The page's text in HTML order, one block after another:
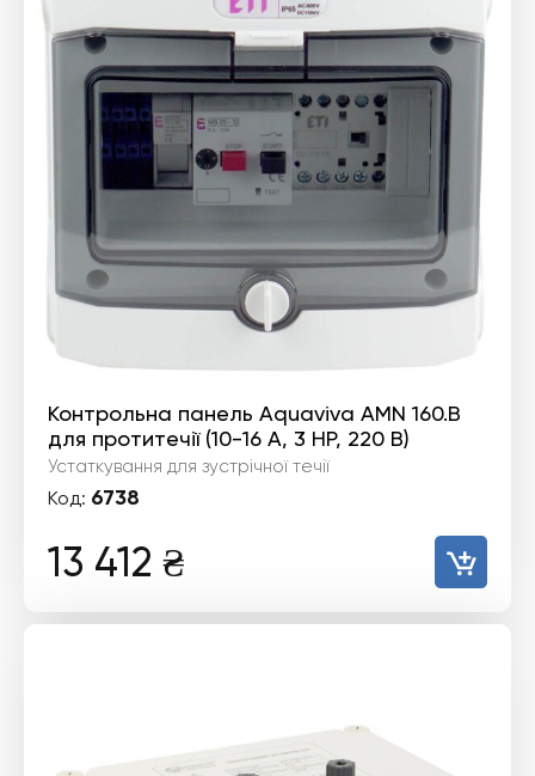
Контрольна панель Aquaviva AMN 160.B
для протитечії (10-16 А, 3 HP, 220 В)
Устаткування для зустрічної течії
Код: 6738
13 412 ₴